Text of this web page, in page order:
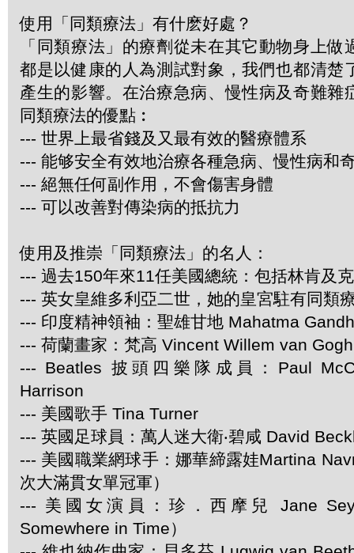
使用「同類療法」有什麽好處？
「同類療法」的療劑從未在其它動物身上做
都是以健康的人為測試對象，我們也都清楚
產生的影響。在治療急病、慢性病及奇難雜
同類療法的優點︰
--- 世界上最省錢及又最有效的醫療體系
--- 能够安全有效地治療各種急病、慢性病和
--- 絕無任何副作用，不會傷害身體
--- 可以改善對傳染病的抵抗力
使用及推崇「同類療法」的名人：
--- 過去150年來11任美國總統：包括林肯及
--- 英女皇維多利亞二世，她的皇宮駐有同類
--- 印度精神領袖：聖雄甘地 Mahatma
--- 荷蘭畫家：梵高 Vincent Willem van Gogh
--- Beatles 披頭四樂隊成員：Paul
Harrison
--- 美國歌手 Tina Turner
--- 英國足球員：萬人迷大衛‧碧咸 David
--- 美國職業網球手：娜華締露娃Martina
次大滿貫女單冠軍）
--- 美國女演員：珍．西摩兒 Jane
Somewhere in Time）